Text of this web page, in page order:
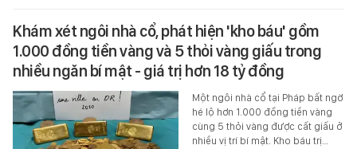
Khám xét ngôi nhà cổ, phát hiện 'kho báu' gồm
1.000 đồng tiền vàng và 5 thỏi vàng giấu trong
nhiều ngăn bí mật - giá trị hơn 18 tỷ đồng
Một ngôi nhà cổ tại Pháp bất ngờ
hé lộ hơn 1.000 đồng tiền vàng
cùng 5 thỏi vàng được cất giấu ở
nhiều vị trí bí mật. Kho báu trị…